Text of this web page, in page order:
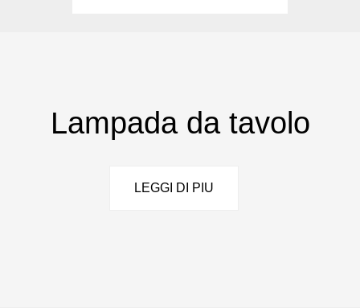
Lampada da tavolo
LEGGI DI PIU